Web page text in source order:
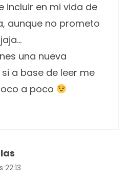
incluir en mi vida de
aunque no prometo
una nueva
a base de leer me
a poco
22:13